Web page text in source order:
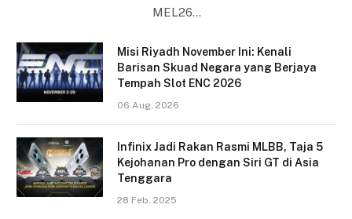
MEL26…
Misi Riyadh November Ini: Kenali
Barisan Skuad Negara yang Berjaya
Tempah Slot ENC 2026
06 Aug, 2026
Infinix Jadi Rakan Rasmi MLBB, Taja 5
Kejohanan Pro dengan Siri GT di Asia
Tenggara
28 Feb, 2025